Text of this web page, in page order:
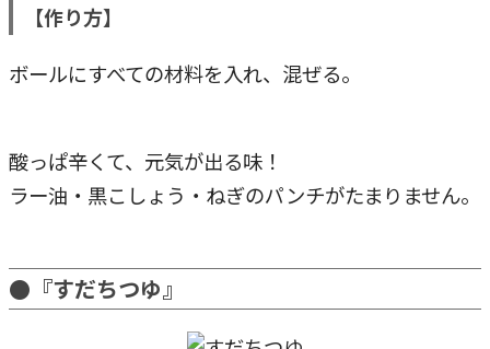
【作り方】
ボールにすべての材料を入れ、混ぜる。
酸っぱ辛くて、元気が出る味！
ラー油・黒こしょう・ねぎのパンチがたまりません。
●『すだちつゆ』